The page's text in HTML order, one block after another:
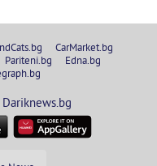
CarMarket.bg
Pariteni.bg
Edna.bg